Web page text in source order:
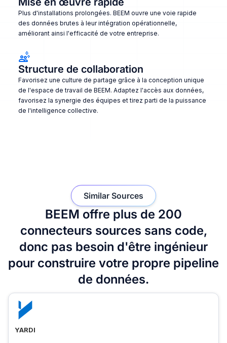
Plus d'installations prolongées. BEEM ouvre une voie rapide
des données brutes à leur intégration opérationnelle,
améliorant ainsi l'efficacité de votre entreprise.
Structure de collaboration
Favorisez une culture de partage grâce à la conception unique
de l'espace de travail de BEEM. Adaptez l'accès aux données,
favorisez la synergie des équipes et tirez parti de la puissance
de l'intelligence collective.
BEEM offre plus de 200
connecteurs sources sans code,
donc pas besoin d'être ingénieur
pour construire votre propre pipeline
de données.
Similar Sources
YARDI